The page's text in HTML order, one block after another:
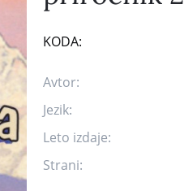
KODA:
Avtor:
Jezik:
Leto izdaje:
Strani: